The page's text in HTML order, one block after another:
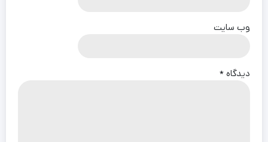
وب‌ سایت
دیدگاه*